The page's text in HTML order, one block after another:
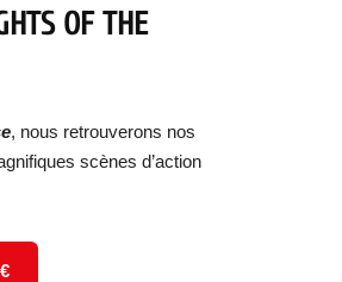
OF THE
, nous retrouverons nos
scènes d’action